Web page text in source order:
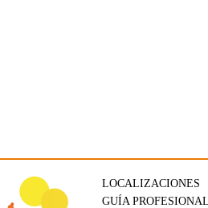
LOCALIZACIONES
GUÍA PROFESIONAL